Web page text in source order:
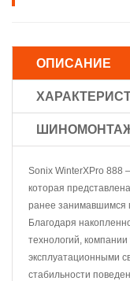
ОПИСАНИЕ
Sonix WinterXPro 888
которая
ранее занимавшимся
Благодаря
технологий,
эксплуатационными
стабильности